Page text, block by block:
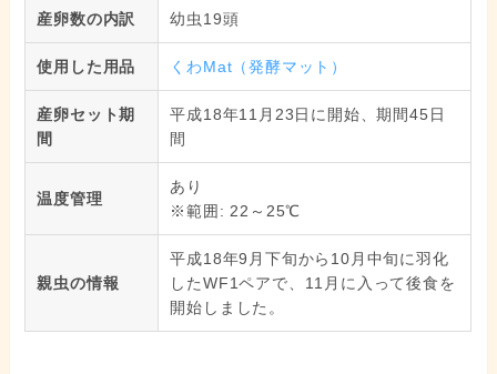
産卵数の内訳 幼虫19頭
使用した用品 くわMat（発酵マット）
産卵セット期
間
平成18年11月23日に開始、期間45日
間
温度管理
あり
※範囲: 22～25℃
親虫の情報
平成18年9月下旬から10月中旬に羽化
したWF1ペアで、11月に入って後食を
開始しました。